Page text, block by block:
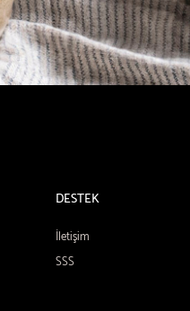
DESTEK
İletişim
SSS